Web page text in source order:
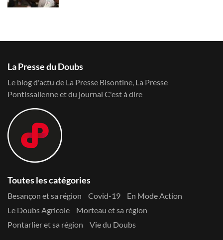
La Presse du Doubs
Le blog d'actu de La Presse Bisontine, La Presse
Pontissalienne et du journal C'est à dire
Toutes les catégories
Besançon et sa région Covid-19
En Mode Action
Le Doubs Agricole
Morteau et sa région
Pontarlier et sa région
Vie du Doubs